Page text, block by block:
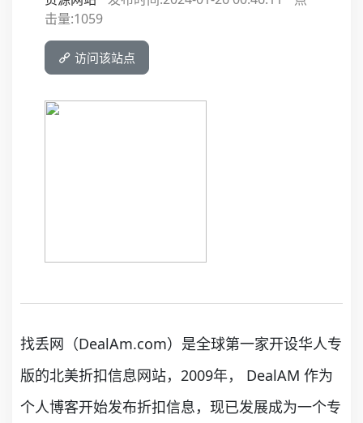
击量:1059
访问该站点
找丢网（DealAm.com）是全球第一家开设华人专
版的北美折扣信息网站，2009年， DealAM 作为
个人博客开始发布折扣信息，现已发展成为一个专